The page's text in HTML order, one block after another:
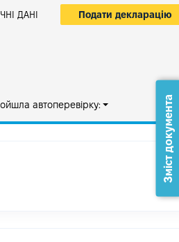
ДАНІ Подати декларацію
автоперевірку: Зміст документа